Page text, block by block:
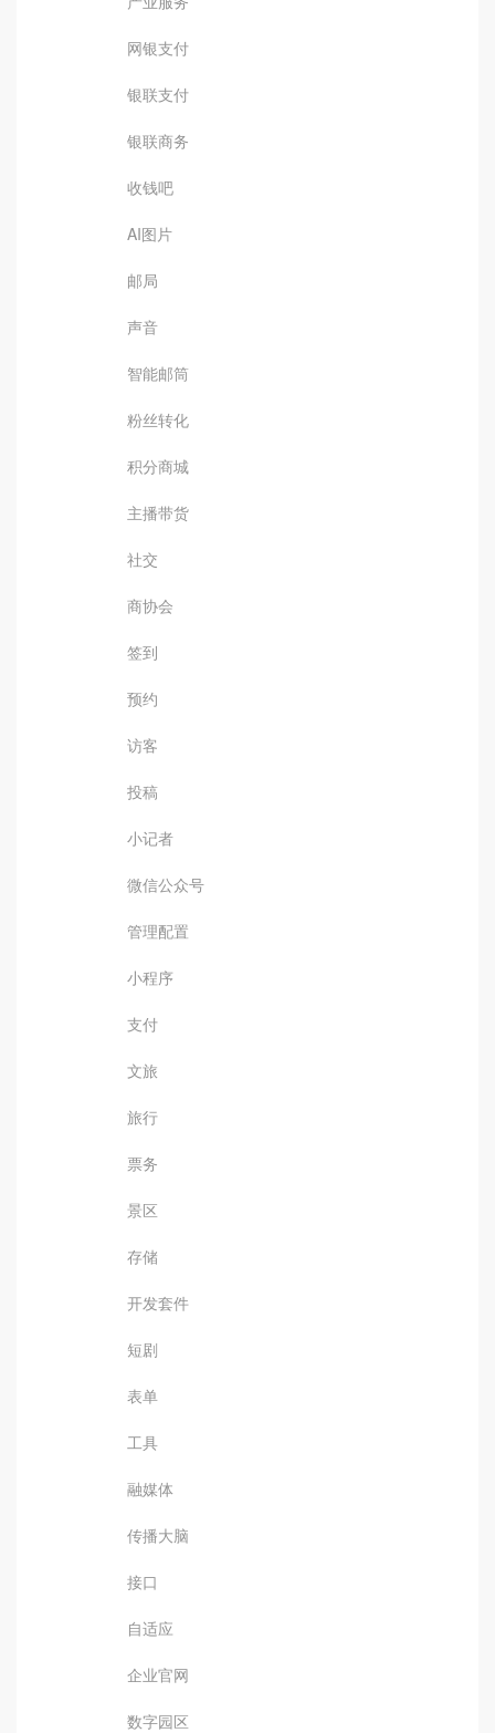
网银支付
银联支付
银联商务
收钱吧
AI图片
邮局
声音
智能邮筒
粉丝转化
积分商城
主播带货
社交
商协会
签到
预约
访客
投稿
小记者
微信公众号
管理配置
小程序
支付
文旅
旅行
票务
景区
存储
开发套件
短剧
表单
工具
融媒体
传播大脑
接口
自适应
企业官网
数字园区